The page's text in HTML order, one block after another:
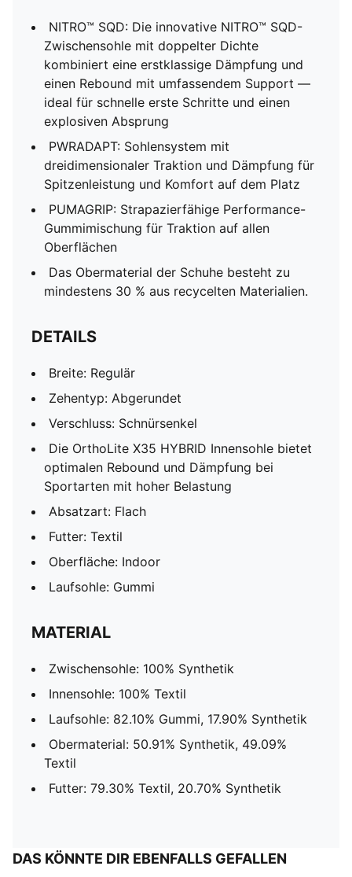
NITRO™ SQD: Die innovative NITRO™ SQD-
Zwischensohle mit doppelter Dichte
kombiniert eine erstklassige Dämpfung und
einen Rebound mit umfassendem Support —
ideal für schnelle erste Schritte und einen
explosiven Absprung
PWRADAPT: Sohlensystem mit
dreidimensionaler Traktion und Dämpfung für
Spitzenleistung und Komfort auf dem Platz
PUMAGRIP: Strapazierfähige Performance-
Gummimischung für Traktion auf allen
Oberflächen
Das Obermaterial der Schuhe besteht zu
mindestens 30 % aus recycelten Materialien.
DETAILS
Breite: Regulär
Zehentyp: Abgerundet
Verschluss: Schnürsenkel
Die OrthoLite X35 HYBRID Innensohle bietet
optimalen Rebound und Dämpfung bei
Sportarten mit hoher Belastung
Absatzart: Flach
Futter: Textil
Oberfläche: Indoor
Laufsohle: Gummi
MATERIAL
Zwischensohle: 100% Synthetik
Innensohle: 100% Textil
Laufsohle: 82.10% Gummi, 17.90% Synthetik
Obermaterial: 50.91% Synthetik, 49.09%
Textil
Futter: 79.30% Textil, 20.70% Synthetik
DAS KÖNNTE DIR EBENFALLS GEFALLEN